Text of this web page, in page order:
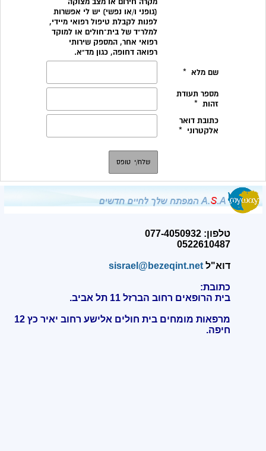
טלפון: 077-4050932
0522610487
דוא"לsisrael@bezeqint.net
כתובת:
בית הרופאים רחוב הברזל 11 תל אביב.
מרפאות מומחים בית חולים אלישע רחוב יאיר כץ 12
חיפה.